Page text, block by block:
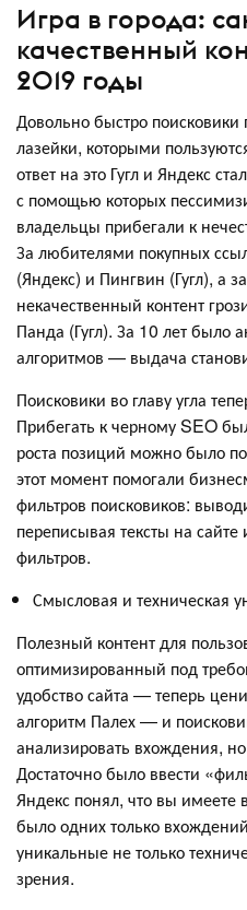
Игра в города:
качественный
2019 годы
Довольно быстро поисковики
лазейки, которыми
ответ на это Гугл и Яндекс
с помощью которых
владельцы прибегали к
За любителями покупных
(Яндекс) и Пингвин (Гугл), а
некачественный контент
Панда (Гугл). За 10 лет было
алгоритмов — выдача
Поисковики во главу угла
Прибегать к черному SEO
роста позиций можно было
этот момент помогали
фильтров поисковиков:
переписывая тексты на
фильтров.
Смысловая и техническая
Полезный контент для
оптимизированный под
удобство сайта — теперь
алгоритм Палех — и
анализировать вхождения,
Достаточно было ввести
Яндекс понял, что вы
было одних только
уникальные не только
зрения.